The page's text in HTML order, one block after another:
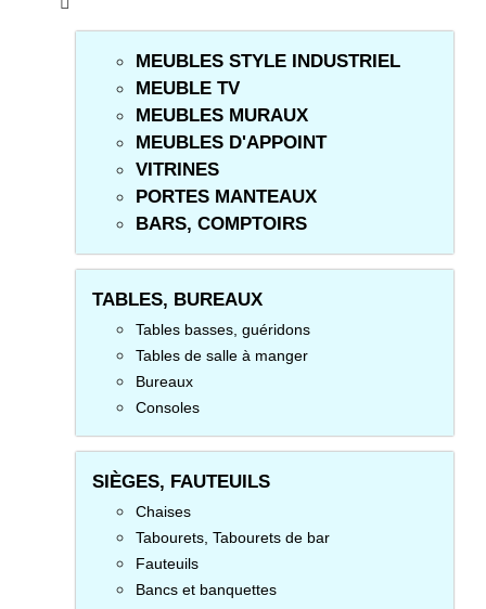
MEUBLES STYLE INDUSTRIEL
MEUBLE TV
MEUBLES MURAUX
MEUBLES D'APPOINT
VITRINES
PORTES MANTEAUX
BARS, COMPTOIRS
TABLES, BUREAUX
Tables basses, guéridons
Tables de salle à manger
Bureaux
Consoles
SIÈGES, FAUTEUILS
Chaises
Tabourets, Tabourets de bar
Fauteuils
Bancs et banquettes